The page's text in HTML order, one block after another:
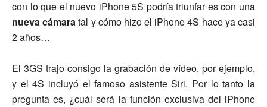
con lo que el nuevo iPhone 5S podría triunfar es con una
nueva cámaratal y cómo hizo el iPhone 4S hace ya casi
2 años…
El 3GS trajo consigo la grabación de vídeo, por ejemplo,
y el 4S incluyó el famoso asistente Siri. Por lo tanto la
pregunta es, ¿cuál será la función exclusiva del iPhone